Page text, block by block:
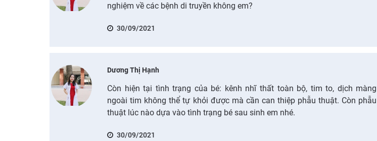
nghiệm về các bệnh di truyền không em?
30/09/2021
Dương Thị Hạnh
Còn hiện tại tình trạng của bé: kênh nhĩ thất toàn bộ, tim to, dịch màng
ngoài tim không thể tự khỏi được mà cần can thiệp phẫu thuật. Còn phẫu
thuật lúc nào dựa vào tình trạng bé sau sinh em nhé.
30/09/2021